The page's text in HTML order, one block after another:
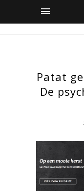
Patat
De